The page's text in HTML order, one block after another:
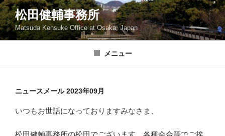
コ
ン
テ
ン
松田健輔事務所
Matsuda Kensuke Office at Osaka, Japan
メニュー
ニュースメール 2023年09月
いつもお世話になっておりますみなさま、
松田健輔事務所の松田でございます。各種会合等でご挨